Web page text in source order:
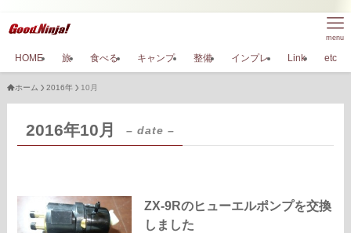
menu
HOME 旅 食べる キャンプ 整備 インプレ Link etc
ホーム 2016年 10月
2016年10月 – date –
ZX-9Rのヒューエルポンプを交換
しました